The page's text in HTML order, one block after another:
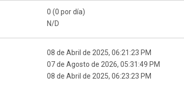
0 (0 por día)
N/D
08 de Abril de 2025, 06:21:23 PM
07 de Agosto de 2026, 05:31:49 PM
08 de Abril de 2025, 06:23:23 PM